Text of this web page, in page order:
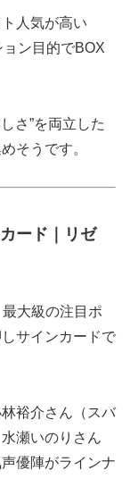
人気が高い
ン目的でBOX
さ”を両立した
そうです。
ード｜リゼ
大級の注目ポ
サインカードで
裕介さん（スバ
瀬いのりさん
優陣がラインナ